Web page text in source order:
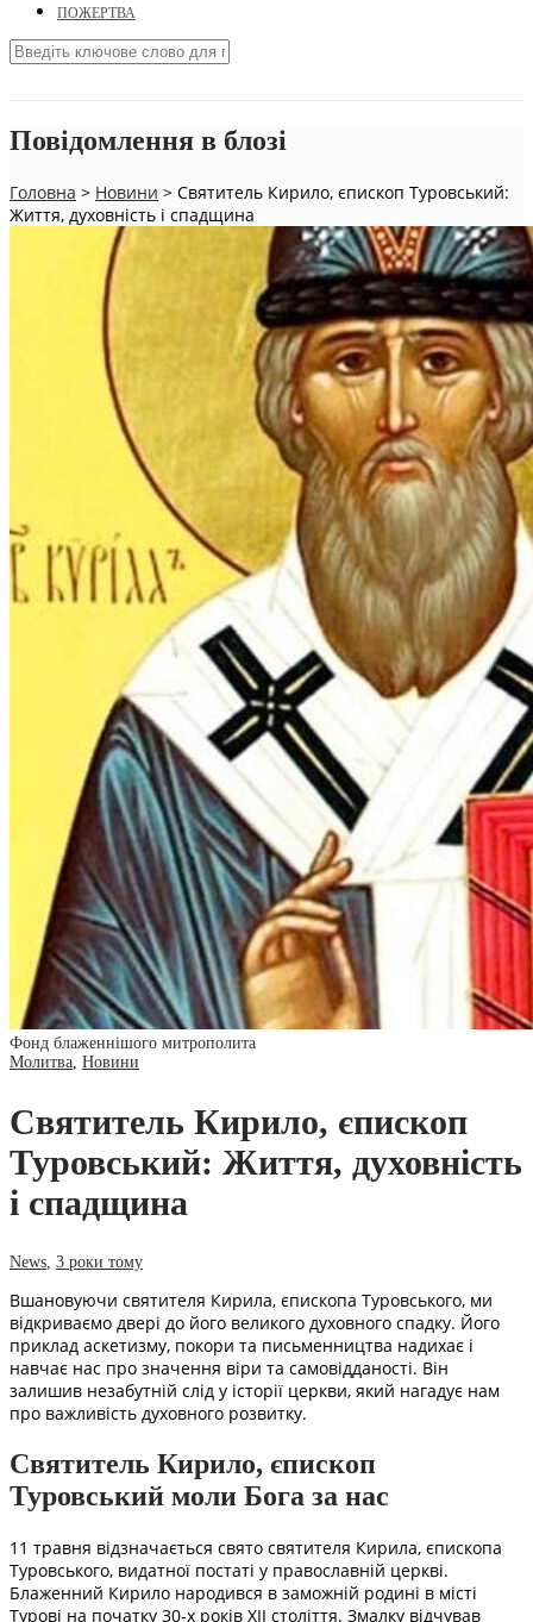
ПОЖЕРТВА
Повідомлення в блозі
Головна > Новини > Святитель Кирило, єпископ Туровський:
Життя, духовність і спадщина
Фонд блаженнішого митрополита
Молитва Новини
Святитель Кирило, єпископ
Туровський: Життя, духовність
і спадщина
News 3 роки тому
Вшановуючи святителя Кирила, єпископа Туровського, ми
відкриваємо двері до його великого духовного спадку. Його
приклад аскетизму, покори та письменництва надихає і
навчає нас про значення віри та самовідданості. Він
залишив незабутній слід у історії церкви, який нагадує нам
про важливість духовного розвитку.
Святитель Кирило, єпископ
Туровський моли Бога за нас
11 травня відзначається свято святителя Кирила, єпископа
Туровського, видатної постаті у православній церкві.
Блаженний Кирило народився в заможній родині в місті
Турові на початку 30-х років XII століття. Змалку відчував